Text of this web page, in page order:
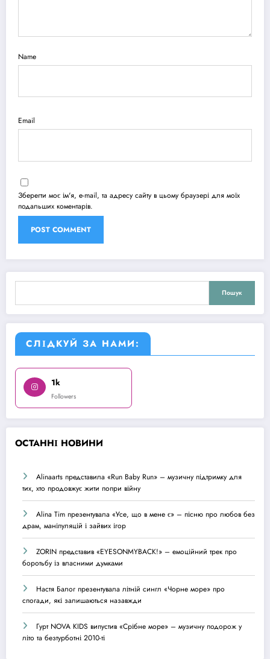
Name
Email
Зберегти моє ім'я, e-mail, та адресу сайту в цьому браузері для моїх
подальших коментарів.
Пошук
СЛІДКУЙ ЗА НАМИ:
1k
Followers
ОСТАННІ НОВИНИ
Alinaarts представила «Run Baby Run» – музичну підтримку для
тих, хто продовжує жити попри війну
Alina Tim презентувала «Усе, що в мене є» – пісню про любов без
драм, маніпуляцій і зайвих ігор
ZORIN представив «EYESONMYBACK!» – емоційний трек про
боротьбу із власними думками
Настя Балог презентувала літній сингл «Чорне море» про
спогади, які залишаються назавжди
Гурт NOVA KIDS випустив «Срібне море» – музичну подорож у
літо та безтурботні 2010-ті